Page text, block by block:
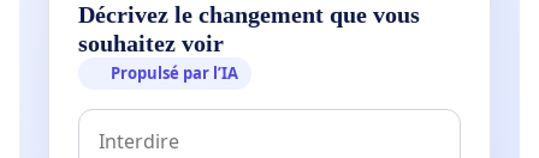
Décrivez le changement que vous
souhaitez voir
Propulsé par l’IA